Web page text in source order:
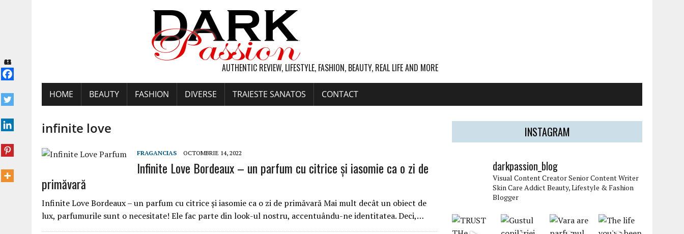
AUTHENTIC REVIEW, LIFESTYLE, FASHION, BEAUTY, REAL LIFE AND MORE
HOME BEAUTY FASHION DIVERSE TRAIESTE SANATOS CONTACT
infinite love
FRAGANCIAS OCTOMBRIE 14, 2022
Infinite Love Bordeaux – un parfum cu citrice și iasomie ca o zi de
primăvară
Infinite Love Bordeaux – un parfum cu citrice și iasomie ca o zi de primăvară Mai mult decât un obiect de
lux, parfumurile sunt o necesitate! Ele fac parte din look-ul nostru, accentuându-ne identitatea. Deci,…
11
43
81
64
INSTAGRAM
darkpassion_blog
Visual Content CreatorSenior Content Writer
Skin Care AddictBeauty, Lifestyle & Fashion
Blogger